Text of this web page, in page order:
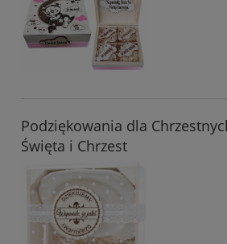
Podziękowania dla
Święta i Chrzest